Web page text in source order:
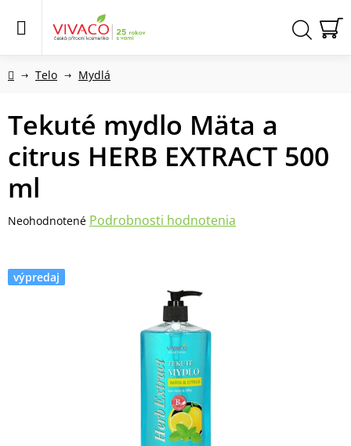
Domov
Telo Mydlá
Tekuté mydlo Mäta a
citrus HERB EXTRACT 500
ml
Priemerné
je
0,0
Neohodnotené Podrobnosti hodnotenia
výpredaj